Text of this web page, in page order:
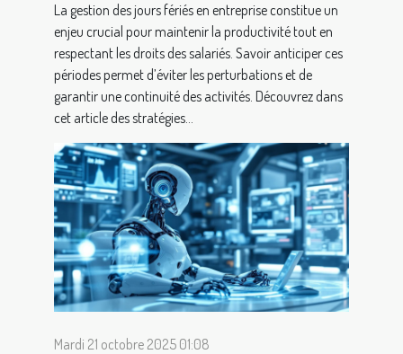
La gestion des jours fériés en entreprise constitue un
enjeu crucial pour maintenir la productivité tout en
respectant les droits des salariés. Savoir anticiper ces
périodes permet d’éviter les perturbations et de
garantir une continuité des activités. Découvrez dans
cet article des stratégies...
Mardi 21 octobre 2025 01:08